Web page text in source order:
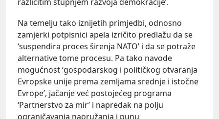
Na temelju tako iznijetih primjedbi, odnosno
zamjerki potpisnici apela izričito predlažu da se
‘suspendira proces širenja NATO’ i da se potraže
alternative tome procesu. Pa tako navode
mogućnost ‘gospodarskog i političkog otvaranja
Evropske unije prema zemljama srednje i istočne
Evrope’, jačanje već postojećeg programa
‘Partnerstvo za mir’ i napredak na polju
ograničavanja naoružanja i punu